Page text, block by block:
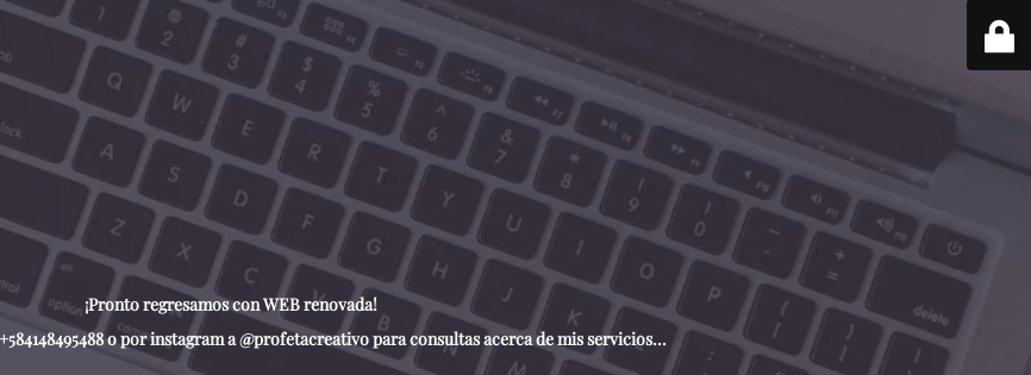
¡Pronto regresamos con WEB renovada!
o por instagram a @profetacreativo para consultas acerca de mis servicios...